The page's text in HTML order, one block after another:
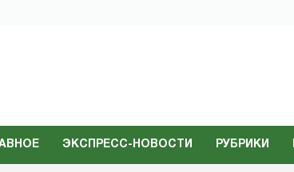
ЭКСПРЕСС-НОВОСТИ РУБРИКИ